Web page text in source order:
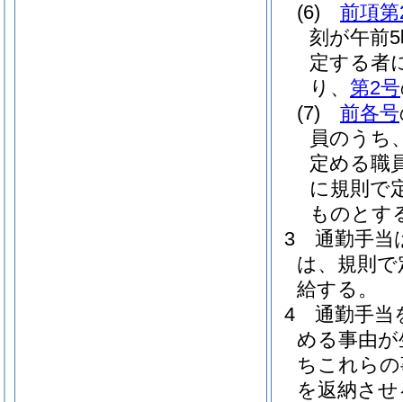
(6)
前項
刻が午前
定する者
り、 第2号
(7)
前各号
員のうち
定める職
に規則で
ものとす
3
通勤手当
は、規則
給する。
4
通勤手当
める事由
ちこれら
を返納さ